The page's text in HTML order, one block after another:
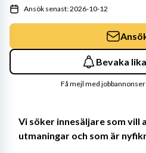
Vi söker innesäljare som vill
utmaningar och som är
Ansök senast: 2026-10-12
Bevaka
Få mejl med